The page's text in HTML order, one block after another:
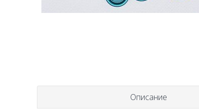
Описание